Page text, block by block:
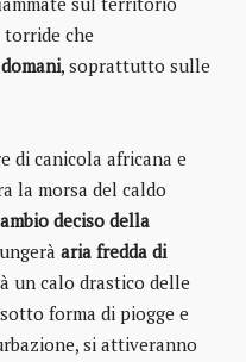
che
, soprattutto sulle
di canicola africana e
la morsa del caldo
deciso della
aria fredda di
un calo drastico delle
forma di piogge e
si attiveranno